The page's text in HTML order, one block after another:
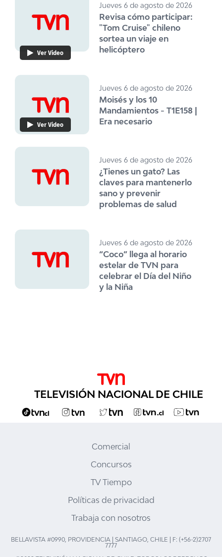
Ver Video
Jueves 6 de agosto de 2026
Revisa cómo participar:
"Tom Cruise" chileno
sortea un viaje en
helicóptero
Ver Video
Jueves 6 de agosto de 2026
Moisés y los 10
Mandamientos - T1E158 |
Era necesario
Jueves 6 de agosto de 2026
¿Tienes un gato? Las
claves para mantenerlo
sano y prevenir
problemas de salud
Jueves 6 de agosto de 2026
“Coco” llega al horario
estelar de TVN para
celebrar el Día del Niño
y la Niña
TELEVISIÓN NACIONAL DE CHILE
Comercial
Concursos
TV Tiempo
Políticas de privacidad
Trabaja con nosotros
BELLAVISTA #0990, PROVIDENCIA | SANTIAGO, CHILE | F: (+56-2)2707
7777